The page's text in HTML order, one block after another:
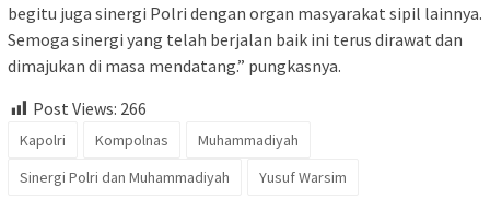
begitu juga sinergi Polri dengan organ masyarakat sipil lainnya.
Semoga sinergi yang telah berjalan baik ini terus dirawat dan
dimajukan di masa mendatang.” pungkasnya.
Post Views: 266
Kapolri Kompolnas
Muhammadiyah
Sinergi Polri dan Muhammadiyah
Yusuf Warsim